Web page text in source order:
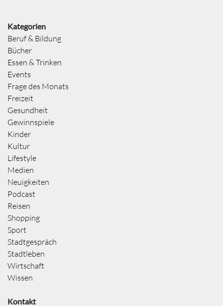
Kategorien
Beruf & Bildung
Bücher
Essen & Trinken
Events
Frage des Monats
Freizeit
Gesundheit
Gewinnspiele
Kinder
Kultur
Lifestyle
Medien
Neuigkeiten
Podcast
Reisen
Shopping
Sport
Stadtgespräch
Stadtleben
Wirtschaft
Wissen
Kontakt